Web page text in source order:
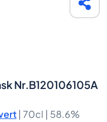
Nr.B120106105A
| 70cl | 58.6%